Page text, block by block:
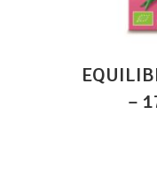
–